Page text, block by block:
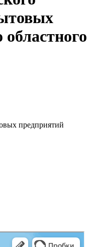
предприятий